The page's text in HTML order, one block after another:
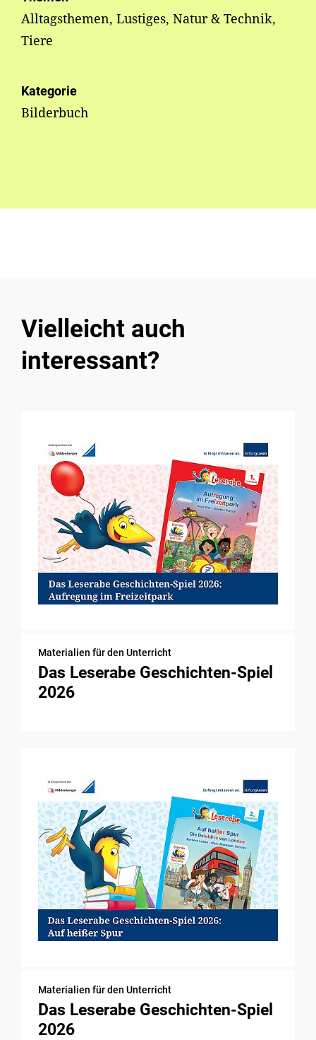
Alltagsthemen, Lustiges, Natur & Technik,
Tiere
Kategorie
Bilderbuch
Vielleicht auch
interessant?
Materialien für den Unterricht
Das Leserabe Geschichten-Spiel
2026
Materialien für den Unterricht
Das Leserabe Geschichten-Spiel
2026